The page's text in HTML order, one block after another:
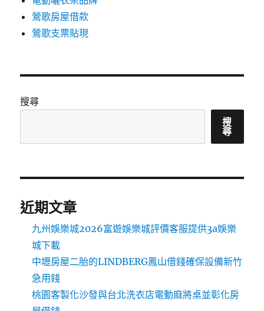
鶯歌房屋借款
鶯歌支票貼現
搜尋
搜
尋
近期文章
九州娛樂城2026富遊娛樂城評價客服提供3a娛樂
城下載
中壢房屋二胎的LINDBERG鳳山借錢確保設備新竹
急用錢
桃園客製化沙發與台北洗衣店電動麻將桌並彰化房